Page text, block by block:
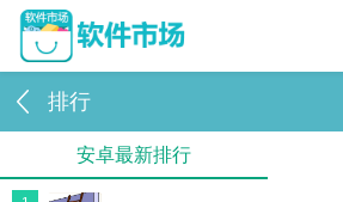
排行
安卓最新排行